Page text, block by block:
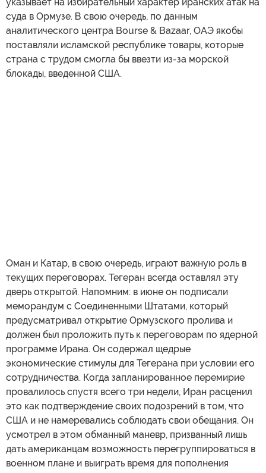
суда в Ормузе. В свою очередь, по данным
аналитического центра Bourse & Bazaar, ОАЭ якобы
поставляли исламской республике товары, которые
страна с трудом смогла бы ввезти из-за морской
блокады, введенной США.
Оман и Катар, в свою очередь, играют важную роль в
текущих переговорах. Тегеран всегда оставлял эту
дверь открытой. Напомним: в июне он подписали
меморандум с Соединенными Штатами, который
предусматривал открытие Ормузского пролива и
должен был проложить путь к переговорам по ядерной
программе Ирана. Он содержал щедрые
экономические стимулы для Тегерана при условии его
сотрудничества. Когда запланированное перемирие
провалилось спустя всего три недели, Иран расценил
это как подтверждение своих подозрений в том, что
США и не намеревались соблюдать свои обещания. Он
усмотрел в этом обманный маневр, призванный лишь
дать американцам возможность перегруппироваться в
военном плане и выиграть время для пополнения